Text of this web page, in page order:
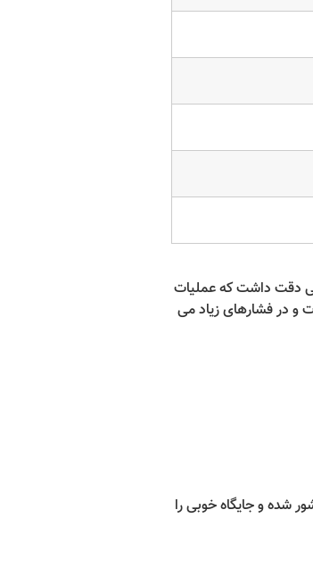
دقت داشت که عملیات
و در فشارهای زیاد می
شده و جایگاه خوبی را